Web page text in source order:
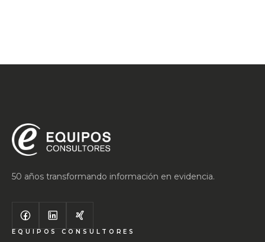
50 años transformando información en evidencia.
EQUIPOS CONSULTORES